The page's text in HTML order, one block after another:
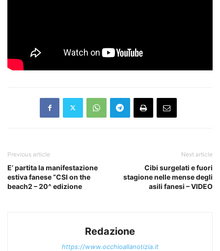
Previous article
E’ partita la manifestazione
estiva fanese “CSI on the
beach2 – 20^ edizione
Next article
Cibi surgelati e fuori
stagione nelle mense degli
asili fanesi – VIDEO
Redazione
https://www.occhioallanotizia.it